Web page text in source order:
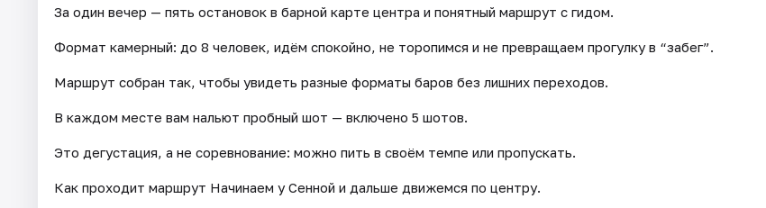
За один вечер — пять остановок в барной карте центра и понятный маршрут с гидом.
Формат камерный: до 8 человек, идём спокойно, не торопимся и не превращаем прогулку в “забег”.
Маршрут собран так, чтобы увидеть разные форматы баров без лишних переходов.
В каждом месте вам нальют пробный шот — включено 5 шотов.
Это дегустация, а не соревнование: можно пить в своём темпе или пропускать.
Как проходит маршрут Начинаем у Сенной и дальше движемся по центру.